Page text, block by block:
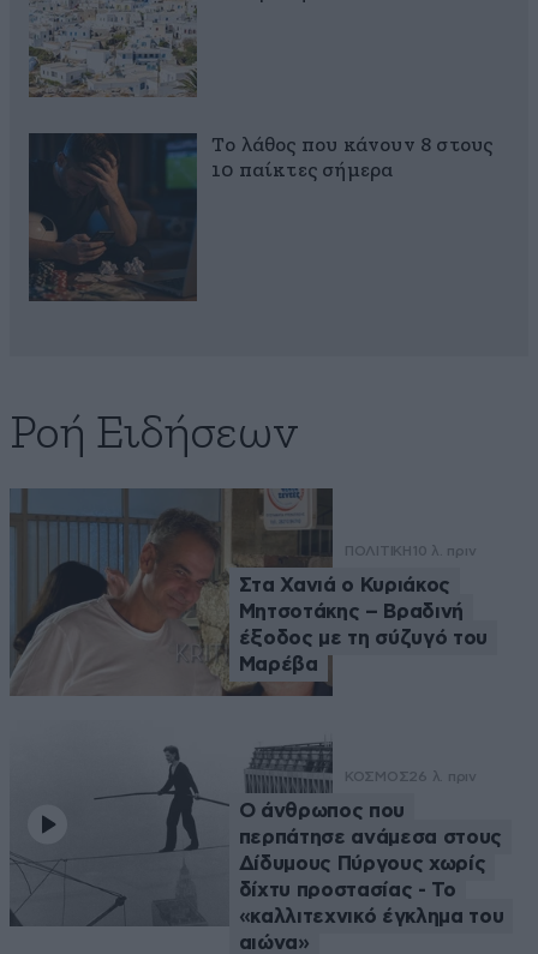
Το λάθος που κάνουν 8 στους
10 παίκτες σήμερα
Ροή Ειδήσεων
ΠΟΛΙΤΙΚΗ 10 λ. πριν
Στα Χανιά ο Κυριάκος
Μητσοτάκης – Βραδινή
έξοδος με τη σύζυγό του
Μαρέβα
ΚΟΣΜΟΣ26 λ. πριν
Ο άνθρωπος που
περπάτησε ανάμεσα στους
Δίδυμους Πύργους χωρίς
δίχτυ προστασίας - Το
«καλλιτεχνικό έγκλημα του
αιώνα»